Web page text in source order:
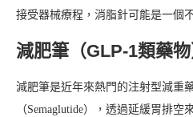
接受器械療程，消脂針可能是一個
減肥筆（GLP-1類藥物
減肥筆是近年來熱門的注射型減重
（Semaglutide），透過延緩胃排